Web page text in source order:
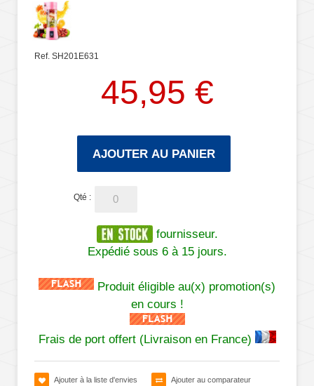
Ref. SH201E631
45,95 €
AJOUTER AU PANIER
Qté :
fournisseur.
Expédié sous 6 à 15 jours.
Produit éligible au(x) promotion(s)
en cours !
Frais de port offert (Livraison en France)
Ajouter à la liste d'envies Ajouter au comparateur